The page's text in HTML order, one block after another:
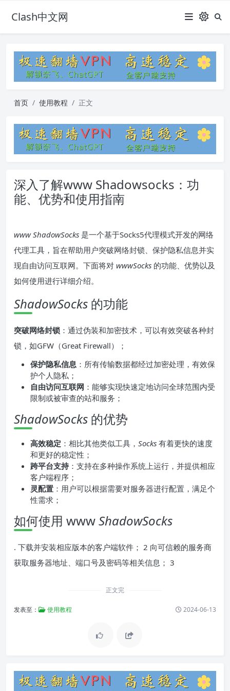
Clash中文网
首页 使用教程 正文
深入了解www Shadowsocks：功
能、优势和使用指南
www ShadowSocks 是一个基于Socks5代理模式开发的网络
代理工具，旨在帮助用户突破网络封锁、保护隐私信息并实
现自由访问互联网。下面将对 wwwSocks 的功能、优势以及
如何使用进行详细介绍。
ShadowSocks 的功能
突破网络封锁 ：通过伪装和加密技术，可以有效突破各种封
锁，如GFW（Great Firewall）；
保护隐私信息 ：所有传输数据都经过加密处理，有效保
护个人隐私；
自由访问互联网 ：能够实现快速定地访问全球范围内受
限制或被审查的站和服务；
ShadowSocks 的优势
高效稳定 ：相比其他类似工具， Socks 有着更快的速度
和更好的稳定性；
跨平台支持：支持在多种操作系统上运行，并提供相应
客户端程序；
灵配置 ：用户可以根据需要对服务器进行配置，满足个
性需求；
如何使用 wwwShadowSocks
. 下载并安装相应版本的客户端软件； 2 向可信赖的服务商
获取服务器地址、端口号及密码等相关信息； 3
正文完
发表至： 使用教程 2024-06-13